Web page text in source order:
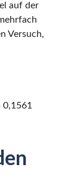
auf der
Versuch,
0,1561